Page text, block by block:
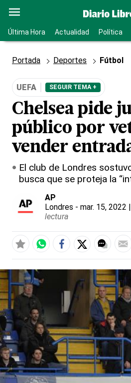
Última Hora Actualidad Política
Portada Deportes Fútbol
UEFA SEGUIR TEMA +
Chelsea pide
público por
vender
El club de Londres
busca que se proteja la
AP
Londres - mar. 15, 2022
lectura